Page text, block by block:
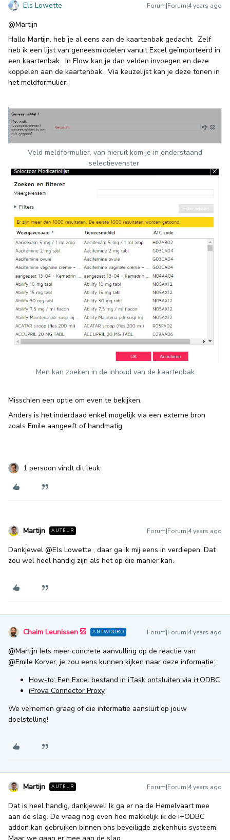
Els Lowette Forum|Forum|4 years ago
@Martijn
Hallo Martijn, heb je al eens aan de kaartenbak gedacht. Zelf
heb ik een lijst van geneesmiddelen vanuit Excel geïmporteerd in
een kaartenbak. In Flow kan je dan velden invoegen en deze
koppelen aan de kaartenbak. Via keuzelijst kan je deze tonen in
het meldformulier.
Veld meldformulier, van hieruit kom je in onderstaand
selectievenster
Men kan zoeken in de inhoud van de kaartenbak
Misschien een optie om even te bekijken.
Anders is het inderdaad enkel mogelijk via een externe bron
zoals Emile aangeeft of handmatig.
1 persoon vindt dit leuk
Martijn AUTEUR Forum|Forum|4 years ago
Dankjewel @Els Lowette , daar ga ik mij eens in verdiepen. Dat
zou wel heel handig zijn als het op die manier kan.
Chaim Leunissen ANTWOORD Forum|Forum|4 years ago
@Martijn Iets meer concrete aanvulling op de reactie van
@Emile Korver, je zou eens kunnen kijken naar deze informatie:
How-to: Een Excel bestand in iTask ontsluiten via i+ODBC
iProva Connector Proxy
We vernemen graag of die informatie aansluit op jouw
doelstelling!
Martijn AUTEUR Forum|Forum|4 years ago
Dat is heel handig, dankjewel! Ik ga er na de Hemelvaart mee
aan de slag. De vraag nog even hoe makkelijk ik de i+ODBC
addon kan gebruiken binnen ons beveiligde ziekenhuis systeem.